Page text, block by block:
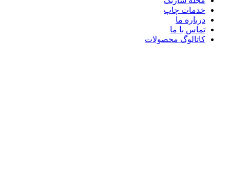
خدمات چاپ
درباره ما
تماس با ما
کاتالوگ محصولات